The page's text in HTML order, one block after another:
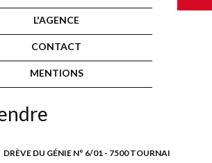
L'AGENCE
CONTACT
MENTIONS
DRÈVE DU GÉNIE N° 6/01 - 7500 TOURNAI